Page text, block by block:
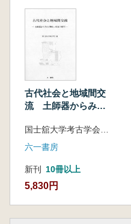
眞保昌弘 陸奥国南部
瓦の展開とその意義 77
大橋泰夫 坂東におけ
Ⅱ 東北と関東の諸問
川口武彦 常陸国の多
を中心として
伊藤博幸 鎮守府胆沢
佐川正敏 寺院と瓦生
期の陸奥国
三舟隆之 古代東北地
霊異記』下巻第4縁を
古代社会と地域間交
流 土師器からみた
六一書房
新刊 10冊以上
5,830円